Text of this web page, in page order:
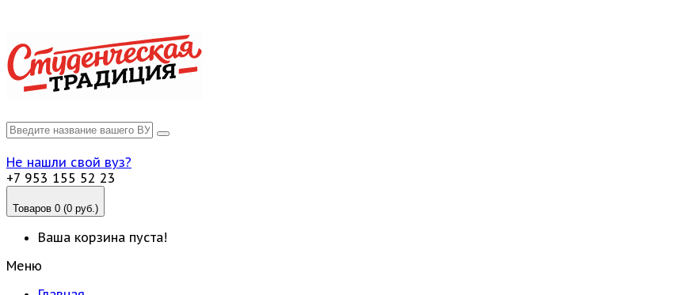
Не нашли свой вуз?
+7 953 155 52 23
Товаров 0 (0 руб.)
Ваша корзина пуста!
Меню